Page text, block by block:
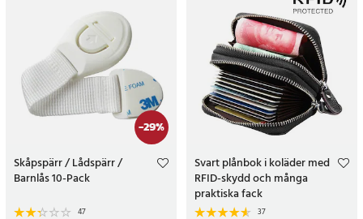
-29%
Skåpspärr / Lådspärr /
Barnlås 10-Pack
47
Svart plånbok i koläder med
RFID-skydd och många
praktiska fack
37